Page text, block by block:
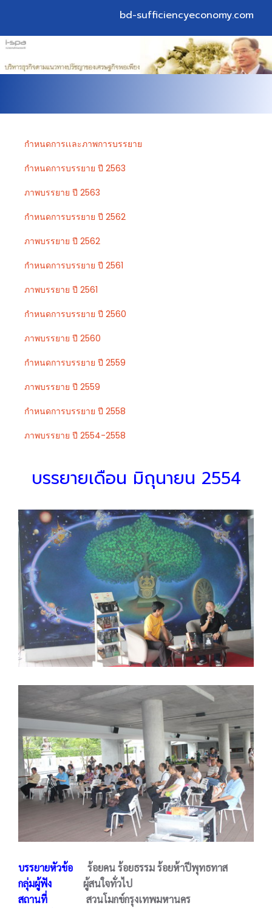
bd-sufficiencyeconomy.com
กำหนดการเเละภาพการบรรยาย
กำหนดการบรรยาย ปี 2563
ภาพบรรยาย ปี 2563
กำหนดการบรรยาย ปี 2562
ภาพบรรยาย ปี 2562
กำหนดการบรรยาย ปี 2561
ภาพบรรยาย ปี 2561
กำหนดการบรรยาย ปี 2560
ภาพบรรยาย ปี 2560
กำหนดการบรรยาย ปี 2559
ภาพบรรยาย ปี 2559
กำหนดการบรรยาย ปี 2558
ภาพบรรยาย ปี 2554-2558
บรรยายเดือน มิถุนายน 2554
บรรยายหัวข้อ ร้อยคน ร้อยธรรม ร้อยห้าปีพุทธทาส
กลุ่มผู้ฟัง
ผู้สนใจทั่วไป
สถานที่ สวนโมกข์กรุงเทพมหานคร